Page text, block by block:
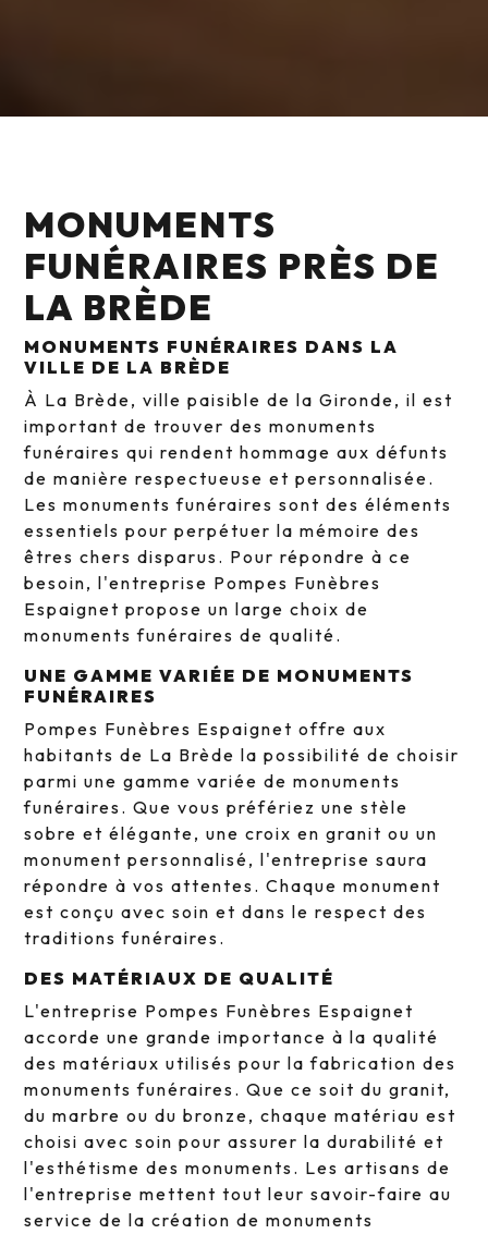
MONUMENTS
FUNÉRAIRES PRÈS DE
LA BRÈDE
MONUMENTS FUNÉRAIRES DANS LA
VILLE DE LA BRÈDE
À La Brède, ville paisible de la Gironde, il est
important de trouver des monuments
funéraires qui rendent hommage aux défunts
de manière respectueuse et personnalisée.
Les monuments funéraires sont des éléments
essentiels pour perpétuer la mémoire des
êtres chers disparus. Pour répondre à ce
besoin, l'entreprise Pompes Funèbres
Espaignet propose un large choix de
monuments funéraires de qualité.
UNE GAMME VARIÉE DE MONUMENTS
FUNÉRAIRES
Pompes Funèbres Espaignet offre aux
habitants de La Brède la possibilité de choisir
parmi une gamme variée de monuments
funéraires. Que vous préfériez une stèle
sobre et élégante, une croix en granit ou un
monument personnalisé, l'entreprise saura
répondre à vos attentes. Chaque monument
est conçu avec soin et dans le respect des
traditions funéraires.
DES MATÉRIAUX DE QUALITÉ
L'entreprise Pompes Funèbres Espaignet
accorde une grande importance à la qualité
des matériaux utilisés pour la fabrication des
monuments funéraires. Que ce soit du granit,
du marbre ou du bronze, chaque matériau est
choisi avec soin pour assurer la durabilité et
l'esthétisme des monuments. Les artisans de
l'entreprise mettent tout leur savoir-faire au
service de la création de monuments